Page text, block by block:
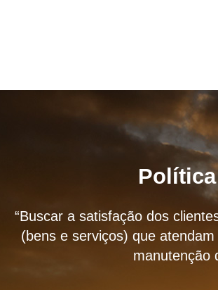
“Buscar a satisfação dos
(bens e serviços) que
manutenção